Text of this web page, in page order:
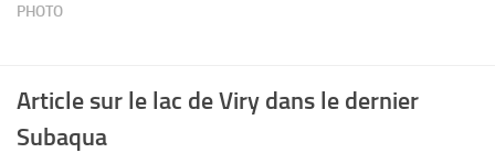
EVENEMENTS
Bienvenue
Contacts
PHOTO
Article sur le lac de Viry dans le dernier
Subaqua